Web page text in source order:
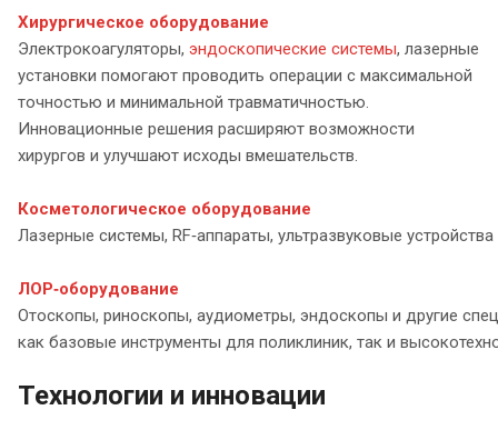
Хирургическое оборудование
Электрокоагуляторы, эндоскопические системы, лазерные
установки помогают проводить операции с максимальной
точностью и минимальной травматичностью.
Инновационные решения расширяют возможности
хирургов и улучшают исходы вмешательств.
Косметологическое оборудование
Лазерные системы, RF‑аппараты, ультразвуковые
ЛОР‑оборудование
Отоскопы, риноскопы, аудиометры, эндоскопы и другие
как базовые инструменты для поликлиник, так и
Технологии и инновации